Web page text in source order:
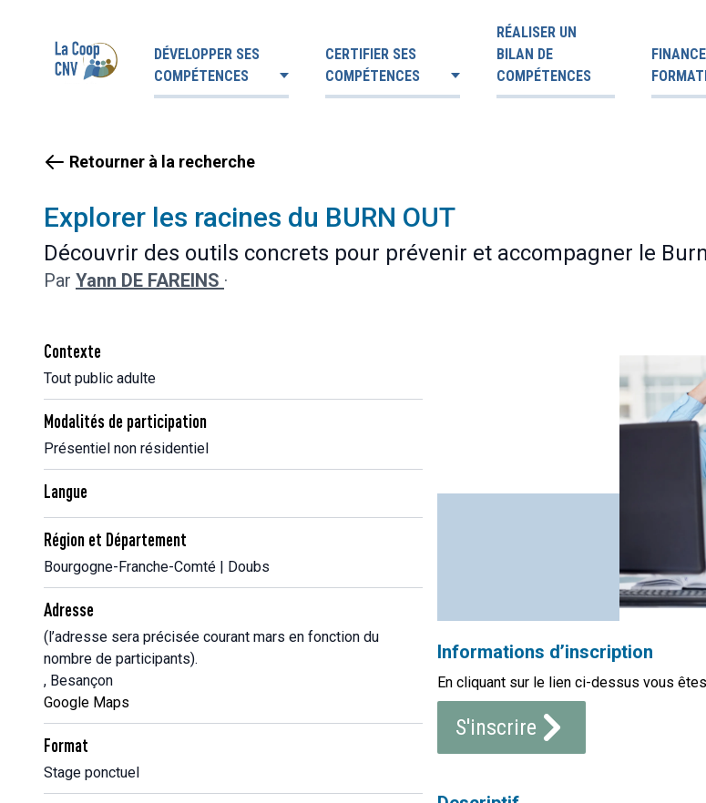
DÉVELOPPER SES
COMPÉTENCES
CERTIFIER SES
COMPÉTENCES
RÉALISER UN
BILAN DE
COMPÉTENCES
Retourner à la recherche
Explorer les racines du BURN OUT
Découvrir des outils concrets pour prévenir et accompagner le
Par Yann DE FAREINS ·
Contexte
Tout public adulte
Modalités de participation
Présentiel non résidentiel
Langue
Région et Département
Bourgogne-Franche-Comté | Doubs
Adresse
(l’adresse sera précisée courant mars en fonction du
nombre de participants).
, Besançon
Google Maps
Format
Stage ponctuel
Informations d’inscription
En cliquant sur le lien ci-dessus vous
S'inscrire